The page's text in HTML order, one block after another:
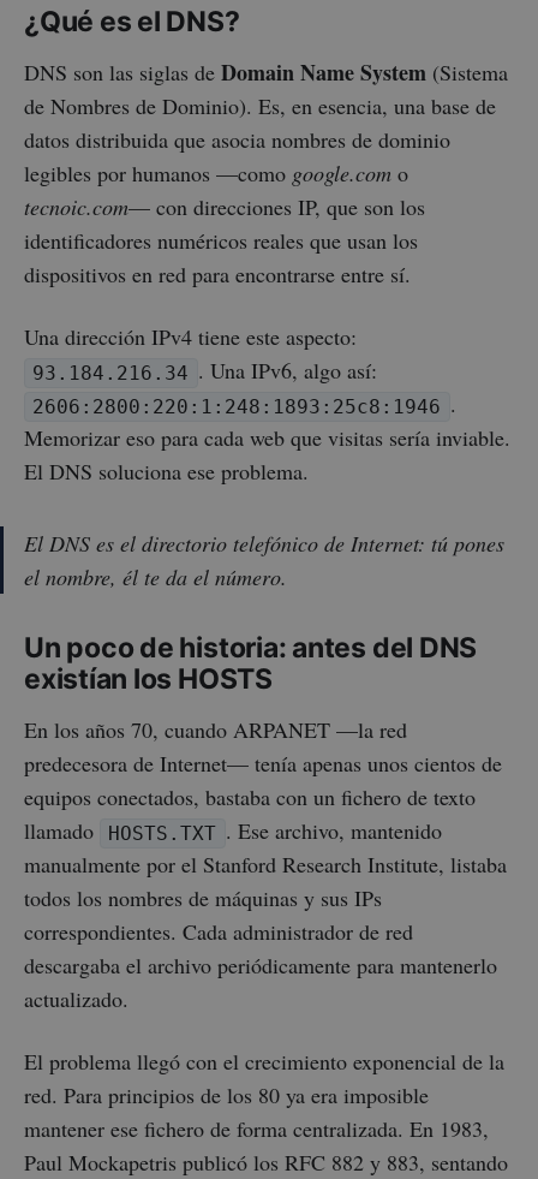
¿Qué es el DNS?
DNS son las siglas de Domain Name System (Sistema
de Nombres de Dominio). Es, en esencia, una base de
datos distribuida que asocia nombres de dominio
legibles por humanos —como google.com o
tecnoic.com— con direcciones IP, que son los
identificadores numéricos reales que usan los
dispositivos en red para encontrarse entre sí.
Una dirección IPv4 tiene este aspecto:
93.184.216.34 . Una IPv6, algo así:
2606:2800:220:1:248:1893:25c8:1946 .
Memorizar eso para cada web que visitas sería inviable.
El DNS soluciona ese problema.
El DNS es el directorio telefónico de Internet: tú pones
el nombre, él te da el número.
Un poco de historia: antes del DNS
existían los HOSTS
En los años 70, cuando ARPANET —la red
predecesora de Internet— tenía apenas unos cientos de
equipos conectados, bastaba con un fichero de texto
llamado
HOSTS.TXT . Ese archivo, mantenido
manualmente por el Stanford Research Institute, listaba
todos los nombres de máquinas y sus IPs
correspondientes. Cada administrador de red
descargaba el archivo periódicamente para mantenerlo
actualizado.
El problema llegó con el crecimiento exponencial de la
red. Para principios de los 80 ya era imposible
mantener ese fichero de forma centralizada. En 1983,
Paul Mockapetris publicó los RFC 882 y 883, sentando